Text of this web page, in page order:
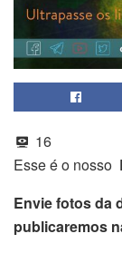
16
Esse é o nosso
Envie fotos da
publicaremos